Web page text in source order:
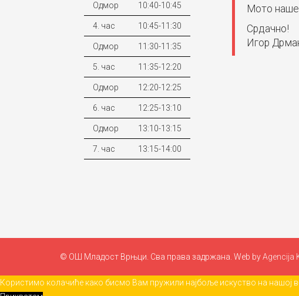
Одмор 10:40-10:45
4. час 10:45-11:30
Одмор 11:30-11:35
5. час 11:35-12:20
Одмор 12:20-12:25
6. час 12:25-13:10
Одмор 13:10-13:15
7. час 13:15-14:00
Мото наше
Срдачно!
Игор
© ОШ Младост Врњци. Сва права задржана. Web byAgencija
Користимо колачиће како бисмо Вам пружили најбоље искуство на нашој